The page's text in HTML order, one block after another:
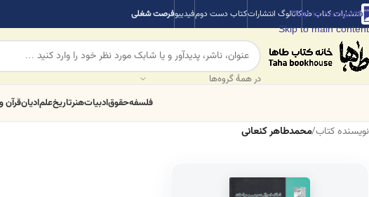
Skip to navigation
Skip to main content
انتشارات کتاب طهکاتالوگ انتشاراتکتاب دست دومفیدیبوفرصت شغلی
در همهٔ گروه‌ها
فلسفهحقوقادبیاتهنرتاریخعلمادیان
نویسنده کتاب/محمدطاهر کنعانی